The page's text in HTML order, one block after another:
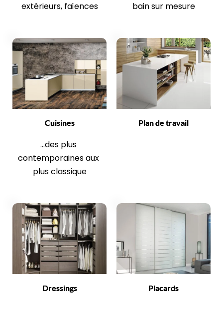
extérieurs, faïences
bain sur mesure
Cuisines
...des plus
contemporaines aux
plus classique
Plan de travail
Dressings Placards